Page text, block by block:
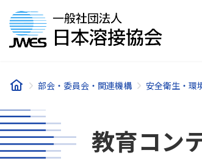
キ
ッ
プ
に
移
動
部会・委員会・関連機構 安全衛生・環
教育コン